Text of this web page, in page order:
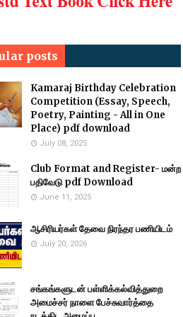
posts
Kamaraj Birthday Celebration
Competition (Essay, Speech,
Poetry, Painting - All in One
Place) pdf download
July 08, 2025
Club Format and Register- மன்ற
பதிவேடு pdf Download
June 11, 2025
ஆசிரியர்கள் தேவை நிரந்தர பணியிடம்
July 20, 2026
சங்கங்களுடன் பள்ளிக்கல்வித்துறை
அமைச்சர் நாளை பேச்சுவார்த்தை